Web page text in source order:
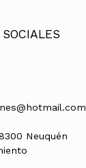
Neuquén